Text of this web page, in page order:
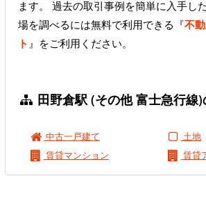
ます。 過去の取引事例を簡単に入手し
場を調べるには無料で利用できる『不
ト 』をご利用ください。
田野倉駅 (その他 富士急行線
中古一戸建て
土地
賃貸マンション
賃貸